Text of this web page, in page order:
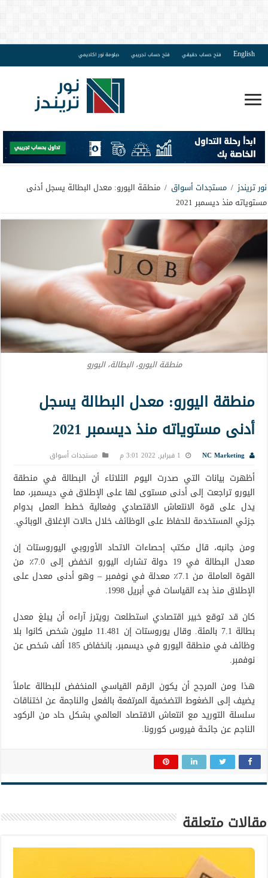
English فتح حساب حقيقي فتح حساب تجريبي دبلومة نور اكاديمي
نور تريندز / مستجدات أسواق / منطقة اليورو: معدل البطالة يسجل أدنى
مستوياته منذ ديسمبر 2021
منطقة اليورو، البطالة، اليورو
منطقة اليورو: معدل البطالة يسجل
أدنى مستوياته منذ ديسمبر 2021
NC Marketing 1 فبراير, 2022 3:01 م مستجدات أسواق
أظهرت بيانات التي صدرت اليوم الثلاثاء أن البطالة في منطقة
اليورو تراجعت إلى أدنى مستوى لها على الإطلاق في ديسمبر، مما
يدل على قوة الانتعاش الاقتصادي وفعالية خطط العمل بدوام
جزئي المستخدمة للحفاظ على الوظائف خلال حالات الإغلاق الوبائي.
ومن جانبه، قال مكتب إحصاءات الاتحاد الأوروبي اليوروستات إن
معدل البطالة في 19 دولة تشارك اليورو انخفض إلى 7.0٪ من
القوة العاملة من 7.1٪ معدلة في نوفمبر – وهو أدنى معدل على
الإطلاق منذ بدء القياسات في أبريل 1998.
كان قد توقع خبير اقتصادي استطلعت رويترز آراءه أن يبلغ معدل
بطالة 7.1 بالمئة. وقال يوروستات إن 11.481 مليون شخص كانوا بلا
وظائف في منطقة اليورو في ديسمبر، بانخفاض 185 ألف شخص عن
نوفمبر.
هذا ومن المرجح أن يكون الرقم القياسي المنخفض للبطالة عاملاً
يضيف إلى الضغوط التضخمية المرتفعة بالفعل والناجمة عن اختناقات
سلسلة التوريد مع انتعاش الاقتصاد العالمي بشكل حاد من الركود
الناجم عن جائحة فيروس كورونا.
مقالات متعلقة